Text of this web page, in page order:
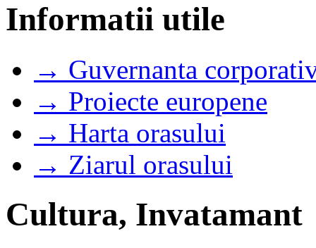
Informatii utile
→ Guvernanta
→ Proiecte europene
→ Harta orasului
→ Ziarul orasului
Cultura, Invatamant